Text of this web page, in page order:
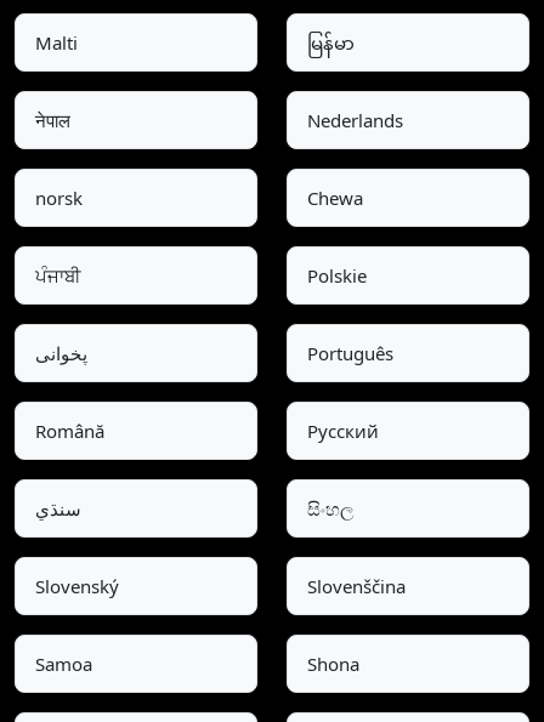
Malti မြန်မာ
नेपाल Nederlands
norsk Chewa
ਪੰਜਾਬੀ Polskie
پخوانی Português
Română Pусский
سنڌي සිංහල
Slovenský Slovenščina
Samoa Shona